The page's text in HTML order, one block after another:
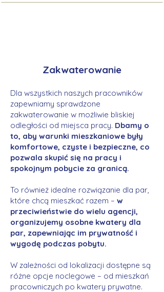
Zakwaterowanie
Dla wszystkich naszych pracowników
zapewniamy sprawdzone
zakwaterowanie w możliwie bliskiej
odległości od miejsca pracy. Dbamy o
to, aby warunki mieszkaniowe były
komfortowe, czyste i bezpieczne, co
pozwala skupić się na pracy i
spokojnym pobycie za granicą.
To również idealne rozwiązanie dla par,
które chcą mieszkać razem – w
przeciwieństwie do wielu agencji,
organizujemy osobne kwatery dla
par, zapewniając im prywatność i
wygodę podczas pobytu.
W zależności od lokalizacji dostępne są
różne opcje noclegowe – od mieszkań
pracowniczych po kwatery prywatne.